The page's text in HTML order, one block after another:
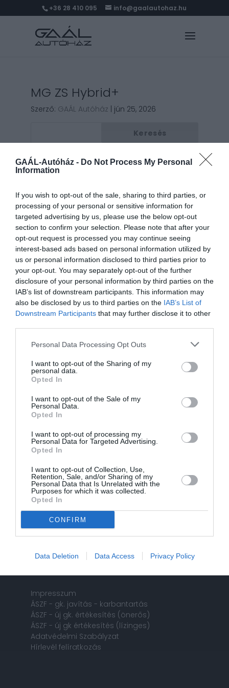
GAÁL-Autóház - Do Not Process My Personal
Information
If you wish to opt-out of the sale, sharing to third parties, or
processing of your personal or sensitive information for
targeted advertising by us, please use the below opt-out
section to confirm your selection. Please note that after your
opt-out request is processed you may continue seeing
interest-based ads based on personal information utilized by
us or personal information disclosed to third parties prior to
your opt-out. You may separately opt-out of the further
disclosure of your personal information by third parties on the
IAB’s list of downstream participants. This information may
also be disclosed by us to third parties on the IAB’s List of
Downstream Participants that may further disclose it to other
Personal Data Processing Opt Outs
I want to opt-out of the Sharing of my
personal data.
Opted In
I want to opt-out of the Sale of my
Personal Data.
Opted In
I want to opt-out of processing my
Personal Data for Targeted Advertising.
Opted In
I want to opt-out of Collection, Use,
Retention, Sale, and/or Sharing of my
Personal Data that Is Unrelated with the
Purposes for which it was collected.
Opted In
CONFIRM
Data Deletion Data Access Privacy Policy
+36 28 410 095 info@gaalautohaz.hu
MG ZS Hybrid+
Szerző: GAÁL Autóház jún 25, 2026
Keresés
Legutóbbi bejegyzések
Legutóbbi hozzászólások
Nincs megjeleníthető bejegyzés.
Archívum
Nincs megjeleníthető archívum.
Kategóriák
Nincs kategória
GAÁL-Autóház Kft.
info@gaalautohaz.hu
Értékesítés:
Telefon: +36 28 525 225
Nyitvatartás:
szombaton: 9-12 óra között,
vasárnap: zárva
Szerviz - kárügyintézés
2100 Gödöllő, Rét utca 18.
Telefon: +36 28 410 095
hétfőtől péntekig: 8-17 óra között,
szombaton és vasárnap: zárva
Impresszum
ÁSZF - gk. javítás - karbantartás
ÁSZF - új gk. értékesítés (önerős)
ÁSZF - új gk értékesítés (lízinges)
Adatvédelmi Szabályzat
Hírlevél felíratkozás